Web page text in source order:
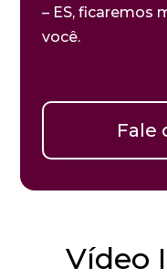
– ES, ficaremos
você.
Fale
Vídeo